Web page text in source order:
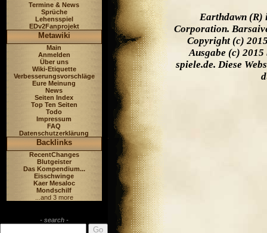
Termine & News
Sprüche
Lehensspiel
EDv2Fanprojekt
Metawiki
Main
Anmelden
Über uns
Wiki-Etiquette
Verbesserungsvorschläge
Eure Meinung
News
Seiten Index
Top Ten Seiten
Todo
Impressum
FAQ
Datenschutzerklärung
Backlinks
RecentChanges
Blutgeister
Das Kompendium...
Eisschwinge
Kaer Mesaloc
Mondschilf
...and 3 more
- search -
Earthdawn (R)
Corporation.
Copyright (c)
Ausgabe (c) 2015
spiele.de. Diese